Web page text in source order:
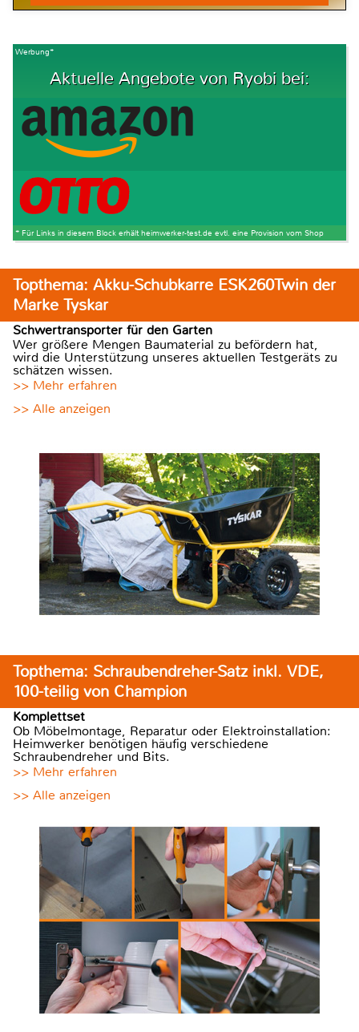
Werbung*
Aktuelle Angebote von Ryobi bei:
* Für Links in diesem Block erhält heimwerker-test.de evtl. eine Provision vom Shop
Topthema: Akku-Schubkarre ESK260Twin der
Marke Tyskar
Schwertransporter für den Garten
Wer größere Mengen Baumaterial zu befördern hat,
wird die Unterstützung unseres aktuellen Testgeräts zu
schätzen wissen.
>> Mehr erfahren
>> Alle anzeigen
Topthema: Schraubendreher-Satz inkl. VDE,
100-teilig von Champion
Komplettset
Ob Möbelmontage, Reparatur oder Elektroinstallation:
Heimwerker benötigen häufig verschiedene
Schraubendreher und Bits.
>> Mehr erfahren
>> Alle anzeigen